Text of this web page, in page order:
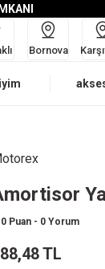
Bornova
0 Puan - 0 Yorum
TL